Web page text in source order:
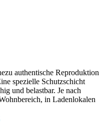
authentische Reproduktion
spezielle Schutzschicht
und belastbar. Je nach
in Ladenlokalen